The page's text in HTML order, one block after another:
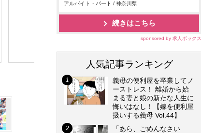
アルバイト・パート / 神奈川県
続きはこちら
sponsored by 求人ボックス
人気記事ランキング
義母の便利屋を卒業してノ
ーストレス！ 離婚から始
まる妻と娘の新たな人生に
悔いはなし！【嫁を便利屋
扱いする義母 Vol.44】
「あら、ごめんなさい